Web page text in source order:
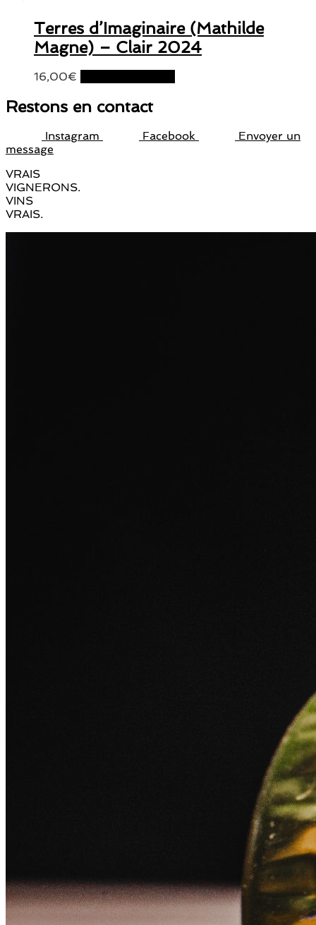
Terres d’Imaginaire (Mathilde
Magne) – Clair 2024
16,00€
Restons en contact
Instagram Facebook
Envoyer un
message
VRAIS
VIGNERONS.
VINS
VRAIS.